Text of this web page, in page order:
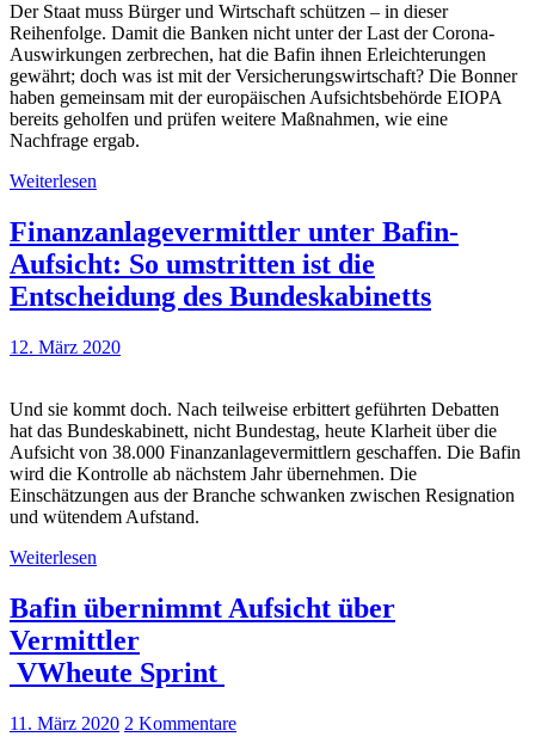
Der Staat muss Bürger und Wirtschaft schützen – in dieser
Reihenfolge. Damit die Banken nicht unter der Last der Corona-
Auswirkungen zerbrechen, hat die Bafin ihnen Erleichterungen
gewährt; doch was ist mit der Versicherungswirtschaft? Die Bonner
haben gemeinsam mit der europäischen Aufsichtsbehörde EIOPA
bereits geholfen und prüfen weitere Maßnahmen, wie eine
Nachfrage ergab.
Weiterlesen
Finanzanlagevermittler unter Bafin-
Aufsicht: So umstritten ist die
Entscheidung des Bundeskabinetts
12. März 2020
Und sie kommt doch. Nach teilweise erbittert geführten Debatten
hat das Bundeskabinett, nicht Bundestag, heute Klarheit über die
Aufsicht von 38.000 Finanzanlagevermittlern geschaffen. Die Bafin
wird die Kontrolle ab nächstem Jahr übernehmen. Die
Einschätzungen aus der Branche schwanken zwischen Resignation
und wütendem Aufstand.
Weiterlesen
Bafin übernimmt Aufsicht über
Vermittler
VWheute Sprint
11. März 2020 2 Kommentare